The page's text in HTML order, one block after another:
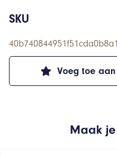
Voeg toe
SKU
Maak